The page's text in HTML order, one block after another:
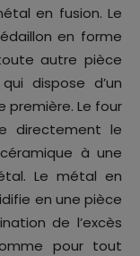
en fusion. Le
en forme
autre pièce
dispose d’un
Le four
directement le
à une
Le métal en
en une pièce
de l’excès
pour tout